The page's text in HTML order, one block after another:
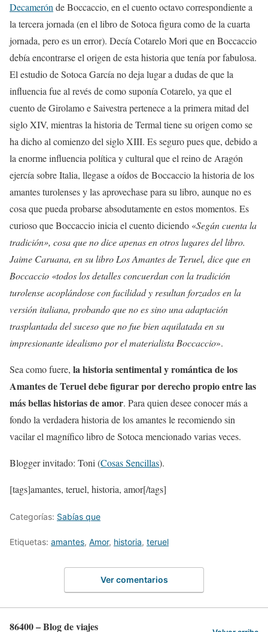
Decamerón de Boccaccio, en el cuento octavo correspondiente a
la tercera jornada (en el libro de Sotoca figura como de la cuarta
jornada, pero es un error). Decía Cotarelo Mori que en Boccaccio
debía encontrarse el origen de esta historia que tenía por fabulosa.
El estudio de Sotoca García no deja lugar a dudas de que la
influencia fue al revés de como suponía Cotarelo, ya que el
cuento de Girolamo e Saivestra pertenece a la primera mitad del
siglo XIV, mientras la historia de Termal tiene su origen como se
ha dicho al comienzo del siglo XIII. Es seguro pues que, debido a
la enorme influencia política y cultural que el reino de Aragón
ejercía sobre Italia, llegase a oídos de Boccaccio la historia de los
amantes turolenses y las aprovechase para su libro, aunque no es
cosa que pueda probarse absodutamente en estos momentos. Es
curioso que Boccaccio inicia el cuento diciendo «Según cuenta la
tradición», cosa que no dice apenas en otros lugares del libro.
Jaime Caruana, en su libro Los Amantes de Teruel, dice que en
Boccaccio «todos los detalles concuerdan con la tradición
turolense acoplándose con facilidad y resultan forzados en la
versión italiana, probando que no es sino una adaptación
trasplantada del suceso que no fue bien aquilatada en su
impresionante idealismo por el materialista Boccaccio».
Sea como fuere, la historia sentimental y romántica de los
Amantes de Teruel debe figurar por derecho propio entre las
más bellas historias de amor. Para quien desee conocer más a
fondo la verdadera historia de los amantes le recomiendo sin
vacilar el magnífico libro de Sotoca mencionado varias veces.
Blogger invitado: Toni (Cosas Sencillas).
[tags]amantes, teruel, historia, amor[/tags]
Categorías: Sabías que
Etiquetas: amantes, Amor, historia, teruel
Ver comentarios
86400 – Blog de viajes